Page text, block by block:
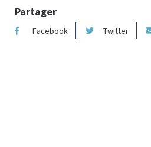
Partager
Facebook Twitter